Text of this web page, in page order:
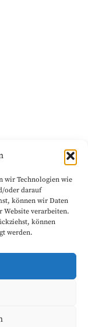
wir Technologien wie
oder darauf
können wir Daten
Website verarbeiten.
können
werden.